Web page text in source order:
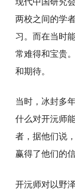
两校之间的学
习。而在当时
常难得和宝贵
和期待。
当时，冰封多
什么对开沅师
者，据他们说
赢得了他们的
开沅师对以野